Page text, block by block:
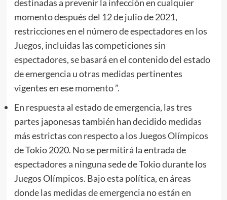
destinadas a prevenir la infección en cualquier
momento después del 12 de julio de 2021,
restricciones en el número de espectadores en los
Juegos, incluidas las competiciones sin
espectadores, se basará en el contenido del estado
de emergencia u otras medidas pertinentes
vigentes en ese momento ”.
En respuesta al estado de emergencia, las tres
partes japonesas también han decidido medidas
más estrictas con respecto a los Juegos Olímpicos
de Tokio 2020. No se permitirá la entrada de
espectadores a ninguna sede de Tokio durante los
Juegos Olímpicos. Bajo esta política, en áreas
donde las medidas de emergencia no están en